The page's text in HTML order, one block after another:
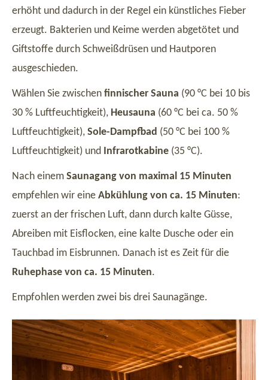
erhöht und dadurch in der Regel ein künstliches Fieber
erzeugt. Bakterien und Keime werden abgetötet und
Giftstoffe durch Schweißdrüsen und Hautporen
ausgeschieden.
Wählen Sie zwischen finnischer Sauna (90 °C bei 10 bis
30 % Luftfeuchtigkeit), Heusauna (60 °C bei ca. 50 %
Luftfeuchtigkeit), Sole-Dampfbad (50 °C bei 100 %
Luftfeuchtigkeit) und Infrarotkabine (35 °C).
Nach einem Saunagang von maximal 15 Minuten
empfehlen wir eine Abkühlung von ca. 15 Minuten:
zuerst an der frischen Luft, dann durch kalte Güsse,
Abreiben mit Eisflocken, eine kalte Dusche oder ein
Tauchbad im Eisbrunnen. Danach ist es Zeit für die
Ruhephase von ca. 15 Minuten.
Empfohlen werden zwei bis drei Saunagänge.